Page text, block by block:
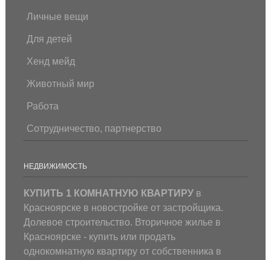
Личные вещи
Для детей
Хенд мейд
Животный мир
Работа
Сотрудничество, партнерство
НЕДВИЖИМОСТЬ
КУПИТЬ 1 КОМНАТНУЮ КВАРТИРУв
Красноярске в новостройке от застройщика.
Долевое строительство. Вторичное жилье в
Красноярске - купить или продать
однокомнатную квартиру от собственника в